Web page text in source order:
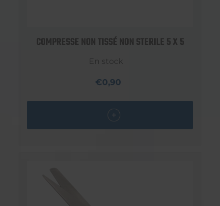
COMPRESSE NON TISSÉ NON STERILE 5 X 5
En stock
€0,90